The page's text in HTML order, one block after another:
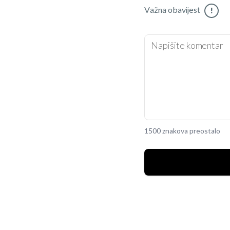
Važna obavijest !
1500 znakova preostalo